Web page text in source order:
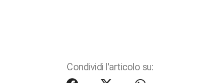
Condividi l'articolo su: